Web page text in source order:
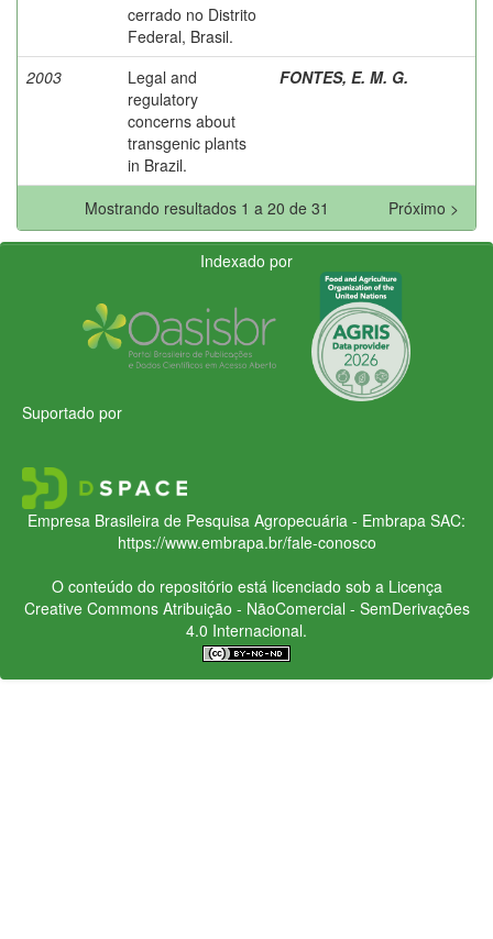
cerrado no Distrito
Federal, Brasil.
2003
Legal and
regulatory
concerns about
transgenic plants
in Brazil.
FONTES, E. M. G.
Mostrando resultados 1 a 20 de 31 Próximo >
Indexado por
Suportado por
Empresa Brasileira de Pesquisa Agropecuária - Embrapa SAC:
https://www.embrapa.br/fale-conosco
O conteúdo do repositório está licenciado sob a Licença
Creative CommonsAtribuição - NãoComercial - SemDerivações
4.0 Internacional.